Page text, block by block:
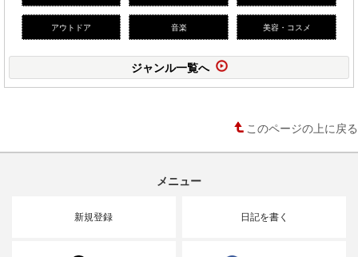
アウトドア 音楽 美容・コスメ
ジャンル一覧へ
このページの上に戻る
メニュー
新規登録 日記を書く